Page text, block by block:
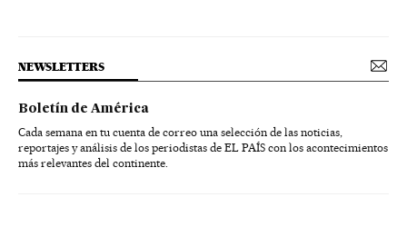
NEWSLETTERS
Boletín de América
Cada semana en tu cuenta de correo una selección de las noticias,
reportajes y análisis de los periodistas de EL PAÍS con los acontecimientos
más relevantes del continente.